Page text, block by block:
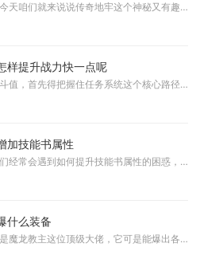
大家好呀，今天咱们就来说说传奇地牢这个神秘又有趣的地方到底该从哪里进入。对于很多热爱冒险的小伙伴们来说，找到地牢入口可是开展一段精彩旅程的第一步，所以咱们一步步来
样提升战力快一点呢
快速提升战斗值，首先得把握住任务系统这个核心路径。日常的主线剧情推进不仅能带来丰厚的经验收益，更会解锁各类基础能力系统，记得优先把每日的悬赏任务清空，那些隐藏在支
加技能书属性
在游戏中我们经常会遇到如何提升技能书属性的困惑，掌握正确的方法能让我们的角色更加强大。首先需要了解技能书属性的提升与角色本身的成长息息相关，我们可以通过不断地战斗
什么装备
首先要说的是魔龙教主这位顶级大佬，它可是能爆出各种魔龙装备的存在，包括雷霆首饰、烈焰首饰和光芒首饰等系列。这些装备在属性上都相当优秀，比如光芒护腕就拥有不错的防御